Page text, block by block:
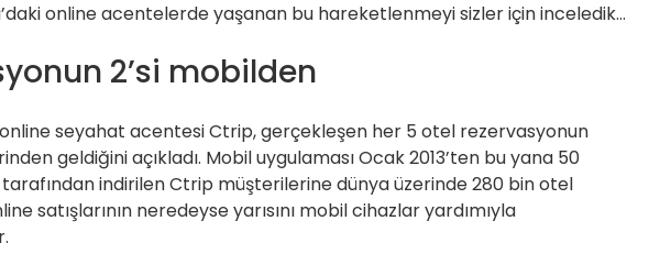
online acentelerde yaşanan bu hareketlenmeyi sizler için inceledik…
2’si mobilden
seyahat acentesi Ctrip, gerçekleşen her 5 otel rezervasyonun
geldiğini açıkladı. Mobil uygulaması Ocak 2013’ten bu yana 50
tarafından indirilen Ctrip müşterilerine dünya üzerinde 280 bin otel
satışlarının neredeyse yarısını mobil cihazlar yardımıyla